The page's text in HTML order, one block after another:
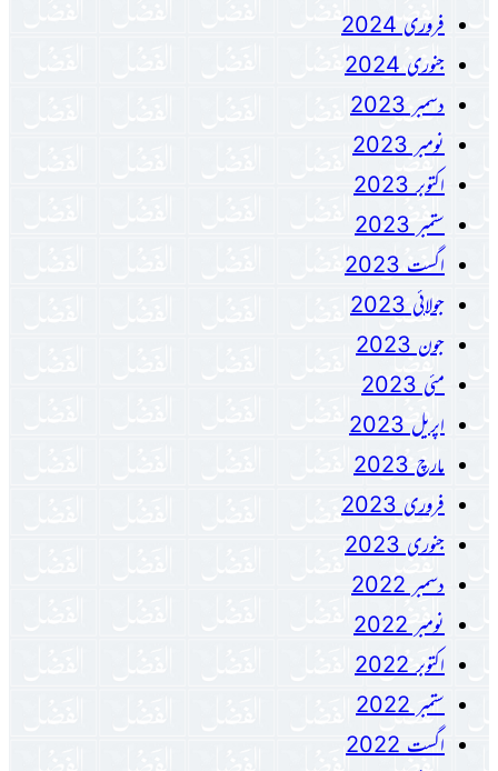
فروری 2024
جنوری 2024
دسمبر 2023
نومبر 2023
اکتوبر 2023
ستمبر 2023
اگست 2023
جولائی 2023
جون 2023
مئی 2023
اپریل 2023
مارچ 2023
فروری 2023
جنوری 2023
دسمبر 2022
نومبر 2022
اکتوبر 2022
ستمبر 2022
اگست 2022